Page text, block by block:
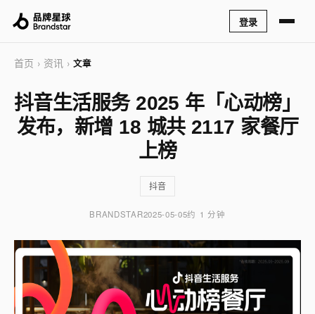
登录
首页 › 资讯 › 文章
抖音生活服务 2025 年「心动榜」
发布，新增 18 城共 2117 家餐厅
上榜
抖音
BRANDSTAR2025-05-05约 1 分钟